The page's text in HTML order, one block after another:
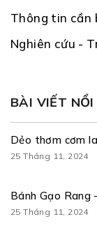
Thông tin cần
Nghiên cứu -
BÀI VIẾT
Dẻo thơm cơm
25 Tháng 11, 2024
Bánh Gạo Rang
25 Tháng 11, 2024